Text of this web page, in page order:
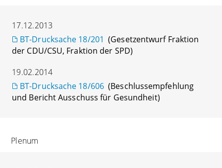
17.12.2013
BT-Drucksache 18/201 (Gesetzentwurf Fraktion
der CDU/CSU, Fraktion der SPD)
19.02.2014
BT-Drucksache 18/606 (Beschlussempfehlung
und Bericht Ausschuss für Gesundheit)
Plenum